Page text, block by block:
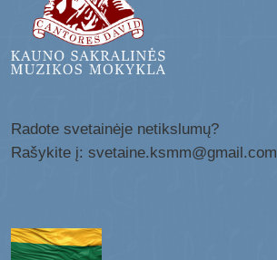
Radote svetainėje netikslumų?
Rašykite į: svetaine.ksmm@gmail.com